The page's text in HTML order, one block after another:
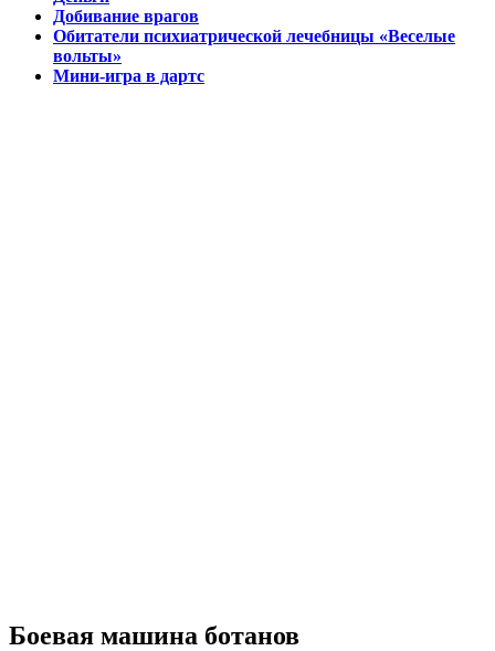
Добивание врагов
Обитатели психиатрической лечебницы «Веселые
вольты»
Мини-игра в дартс
Боевая машина ботанов